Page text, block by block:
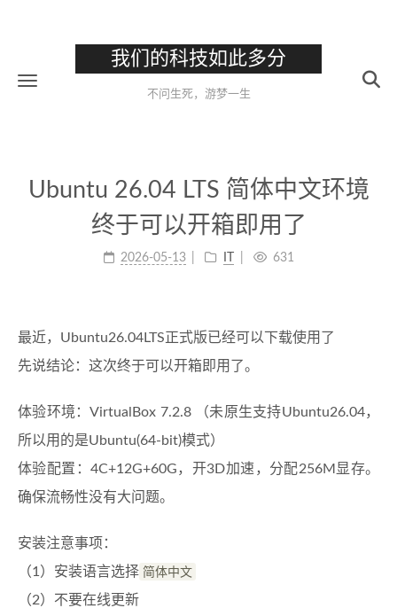
我们的科技如此多分
不问生死，游梦一生
Ubuntu 26.04 LTS 简体中文环境
终于可以开箱即用了
2026-05-13 631
最近，Ubuntu26.04LTS正式版已经可以下载使用了
先说结论：这次终于可以开箱即用了。
体验环境：VirtualBox 7.2.8 （未原生支持Ubuntu26.04，
所以用的是Ubuntu(64-bit)模式）
体验配置：4C+12G+60G，开3D加速，分配256M显存。
确保流畅性没有大问题。
安装注意事项：
（1）安装语言选择 简体中文
（2）不要在线更新